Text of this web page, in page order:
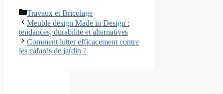
Catégories
Travaux et Bricolage
Meuble design Made in Design :
tendances, durabilité et alternatives
Comment lutter efficacement contre
les cafards de jardin ?